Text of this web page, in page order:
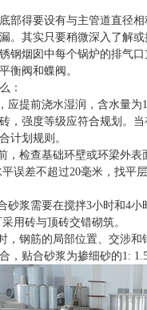
部得要设有与主管道直径
。其实只要稍微深入了解或
钢烟囱中每个锅炉的排气
衡阀和蝶阀。
：
应提前浇水湿润，含水量为
，强度等级应符合规划。
计划规则。
，检查基础环壁或环梁外表
误差不超过20毫米，找平
砂浆需要在搅拌3小时和4小
用砖与顶砖交错砌筑。
，钢筋的局部位置、交涉和
，贴合砂浆为掺细砂的1: